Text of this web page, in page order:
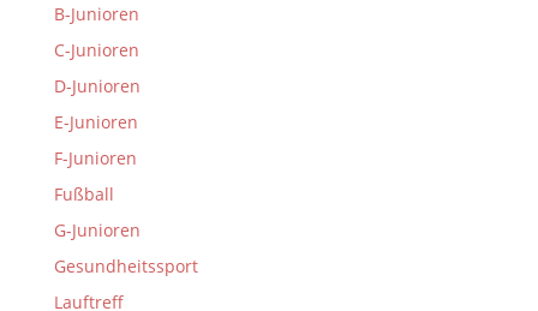
B-Junioren
C-Junioren
D-Junioren
E-Junioren
F-Junioren
Fußball
G-Junioren
Gesundheitssport
Lauftreff